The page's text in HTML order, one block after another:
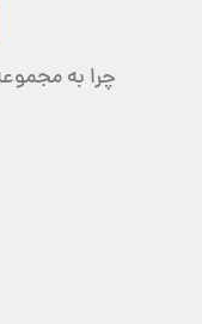
چرا به